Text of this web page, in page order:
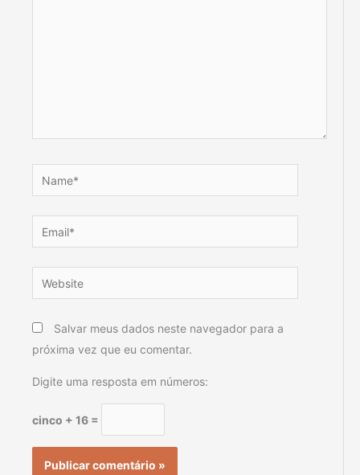
Email*
Website
Salvar meus dados neste navegador para a
próxima vez que eu comentar.
Digite uma resposta em números:
cinco + 16 =